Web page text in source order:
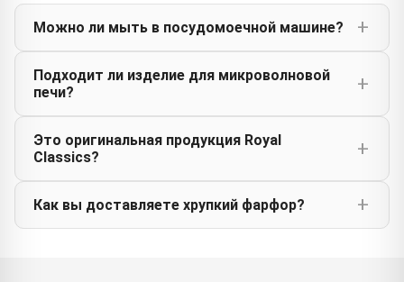
Можно ли мыть в посудомоечной машине?
Подходит ли изделие для микроволновой
печи?
Это оригинальная продукция Royal
Classics?
Как вы доставляете хрупкий фарфор?